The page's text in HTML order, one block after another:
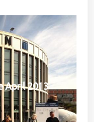
April 2013